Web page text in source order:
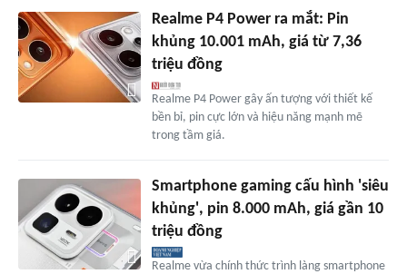
Realme P4 Power ra mắt: Pin
khủng 10.001 mAh, giá từ 7,36
triệu đồng
Realme P4 Power gây ấn tượng với thiết kế
bền bỉ, pin cực lớn và hiệu năng mạnh mẽ
trong tầm giá.
Smartphone gaming cấu hình 'siêu
khủng', pin 8.000 mAh, giá gần 10
triệu đồng
Realme vừa chính thức trình làng smartphone